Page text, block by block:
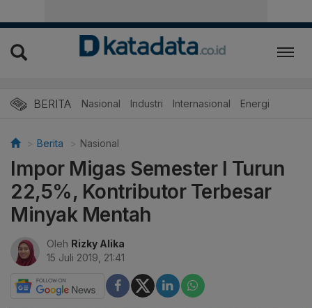
BERITA Nasional Industri Internasional Energi
Berita Nasional
Impor Migas Semester I Turun
22,5%, Kontributor Terbesar
Minyak Mentah
Oleh Rizky Alika
15 Juli 2019, 21:41